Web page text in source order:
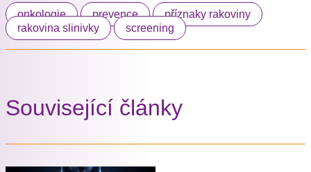
onkologie prevence
příznaky rakoviny
rakovina slinivky
screening
Související články